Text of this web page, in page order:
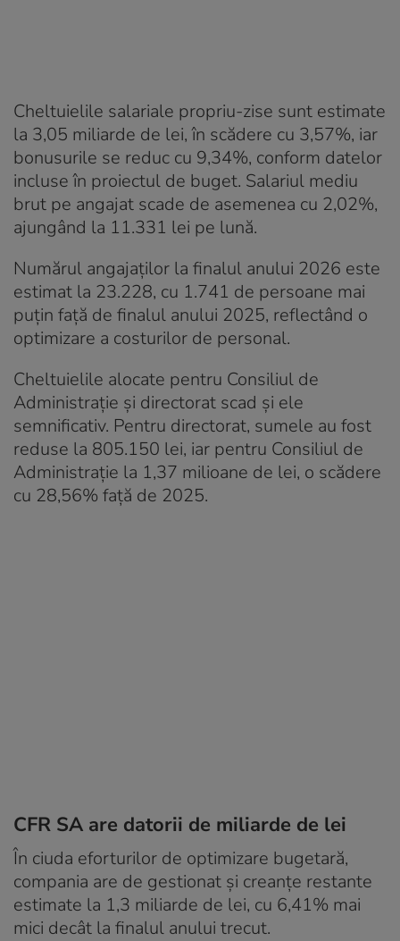
Cheltuielile salariale propriu-zise sunt estimate
la 3,05 miliarde de lei, în scădere cu 3,57%, iar
bonusurile se reduc cu 9,34%, conform datelor
incluse în proiectul de buget. Salariul mediu
brut pe angajat scade de asemenea cu 2,02%,
ajungând la 11.331 lei pe lună.
Numărul angajaților la finalul anului 2026 este
estimat la 23.228, cu 1.741 de persoane mai
puțin față de finalul anului 2025, reflectând o
optimizare a costurilor de personal.
Cheltuielile alocate pentru Consiliul de
Administrație și directorat scad și ele
semnificativ. Pentru directorat, sumele au fost
reduse la 805.150 lei, iar pentru Consiliul de
Administrație la 1,37 milioane de lei, o scădere
cu 28,56% față de 2025.
CFR SA are datorii de miliarde de lei
În ciuda eforturilor de optimizare bugetară,
compania are de gestionat și creanțe restante
estimate la 1,3 miliarde de lei, cu 6,41% mai
mici decât la finalul anului trecut.